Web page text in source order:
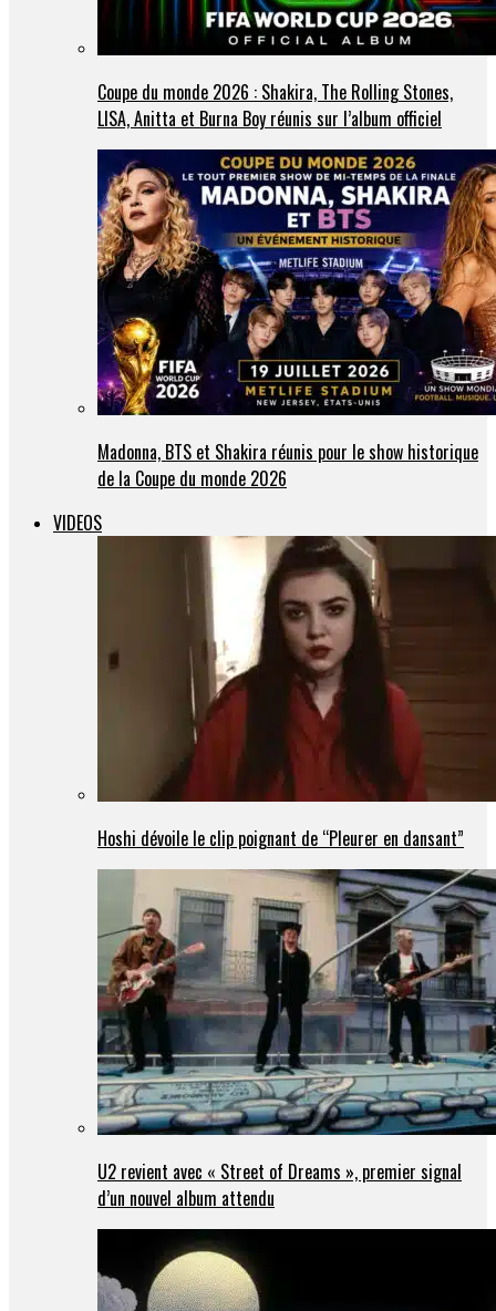
Coupe du monde 2026 : Shakira, The Rolling Stones,
LISA, Anitta et Burna Boy réunis sur l’album officiel
Madonna, BTS et Shakira réunis pour le show historique
de la Coupe du monde 2026
VIDEOS
Hoshi dévoile le clip poignant de “Pleurer en dansant”
U2 revient avec « Street of Dreams », premier signal
d’un nouvel album attendu